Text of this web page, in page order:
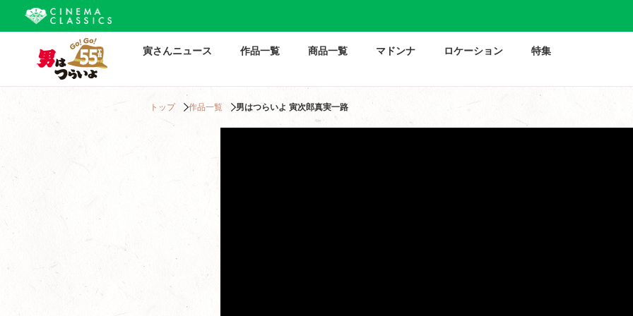
寅さんニュース 作品一覧 商品一覧 マドンナ ロケーション 特集
トップ 作品一覧 男はつらいよ 寅次郎真実一路